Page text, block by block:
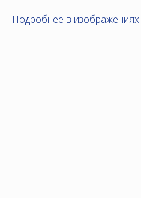
Подробнее в изображениях.